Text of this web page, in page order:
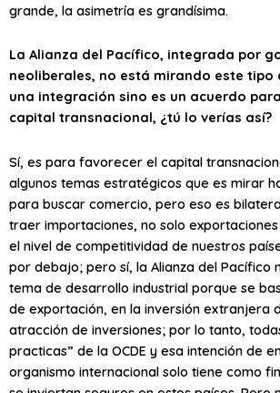
grande, la asimetría es grandísima.
La Alianza del Pacífico, integrada por
neoliberales, no está mirando este tipo
una integración sino es un acuerdo
capital transnacional, ¿tú lo verías así?
Sí, es para favorecer el capital
algunos temas estratégicos que es mirar
para buscar comercio, pero eso es
traer importaciones, no solo
el nivel de competitividad de nuestros
por debajo; pero sí, la Alianza del Pacífico
tema de desarrollo industrial porque se
de exportación, en la inversión extranjera
atracción de inversiones; por lo tanto,
practicas” de la OCDE y esa intención de
organismo internacional solo tiene como